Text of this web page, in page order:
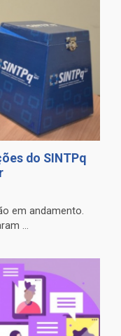
do SINTPq
em andamento.
...